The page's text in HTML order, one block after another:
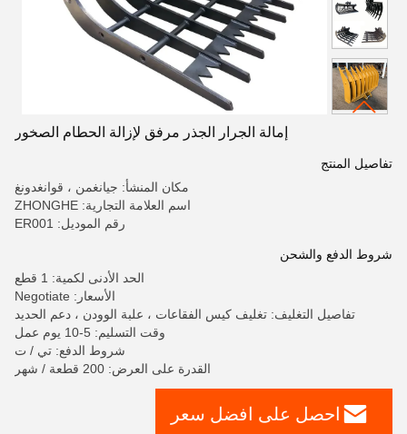
إمالة الجرار الجذر مرفق لإزالة الحطام الصخور
تفاصيل المنتج
مكان المنشأ: جيانغمن ، قوانغدونغ
اسم العلامة التجارية: ZHONGHE
رقم الموديل: ER001
شروط الدفع والشحن
الحد الأدنى لكمية: 1 قطع
الأسعار: Negotiate
تفاصيل التغليف: تغليف كيس الفقاعات ، علبة الوودن ، دعم الحديد
وقت التسليم: 5-10 يوم عمل
شروط الدفع: تي / ت
القدرة على العرض: 200 قطعة / شهر
احصل على افضل سعر